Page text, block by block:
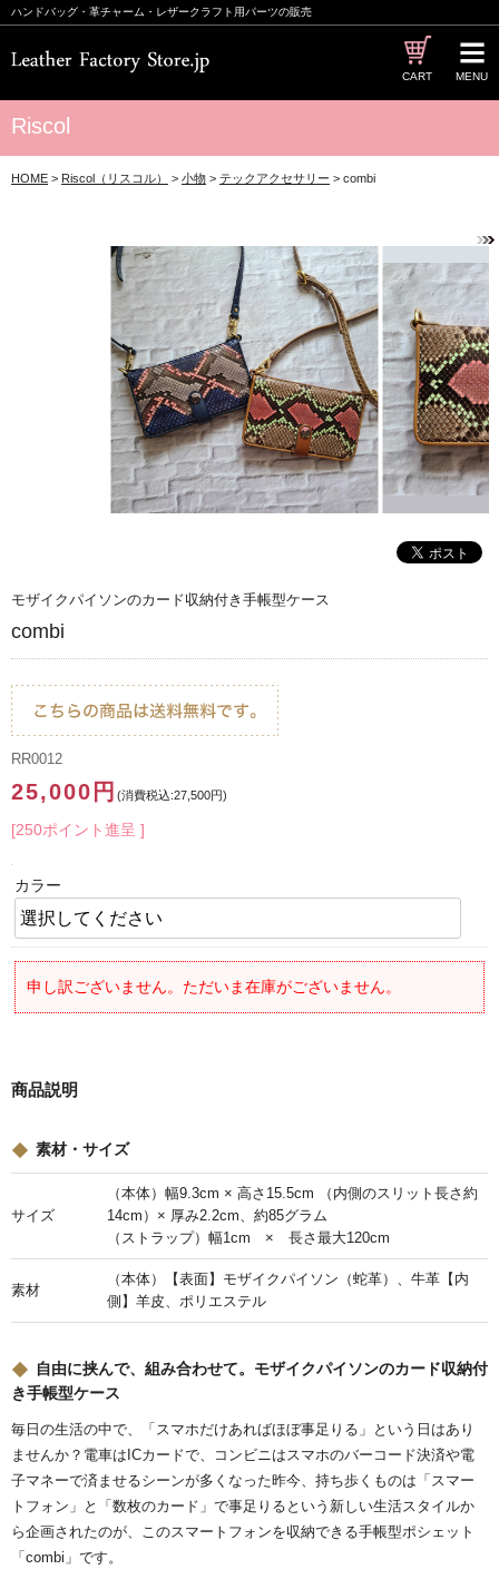
ハンドバッグ・革チャーム・レザークラフト用パーツの販売
MENU
CART
Riscol
HOME > Riscol（リスコル） > 小物 > テックアクセサリー > combi
モザイクパイソンのカード収納付き手帳型ケース
combi
RR0012
25,000円 (消費税込:27,500円)
[250ポイント進呈 ]
カラー
申し訳ございません。ただいま在庫がございません。
商品説明
素材・サイズ
サイズ
（本体）幅9.3cm × 高さ15.5cm （内側のスリット長さ約
14cm）× 厚み2.2cm、約85グラム
（ストラップ）幅1cm × 長さ最大120cm
素材
（本体）【表面】モザイクパイソン（蛇革）、牛革【内
側】羊皮、ポリエステル
自由に挟んで、組み合わせて。モザイクパイソンのカード収納付
き手帳型ケース
毎日の生活の中で、「スマホだけあればほぼ事足りる」という日はあり
ませんか？電車はICカードで、コンビニはスマホのバーコード決済や電
子マネーで済ませるシーンが多くなった昨今、持ち歩くものは「スマー
トフォン」と「数枚のカード」で事足りるという新しい生活スタイルか
ら企画されたのが、このスマートフォンを収納できる手帳型ポシェット
「combi」です。